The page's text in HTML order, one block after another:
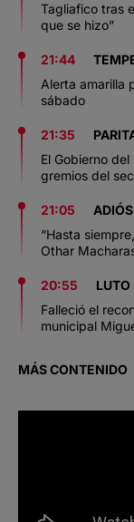
Tagliafico tras
que se hizo”
21:44
Alerta amarilla
sábado
21:35
El Gobierno
gremios del
21:05
“Hasta
Othar
20:55
LUTO
Falleció el
municipal
MÁS CONTENIDO